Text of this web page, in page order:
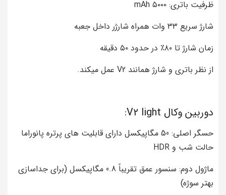
ظرفیت باتری: ۵۰۰۰ mAh
شارژ سریع ۳۳ وات همراه شارژر داخل جعبه
زمان شارژ تا ۸۰٪ در حدود ۵۰ دقیقه
از نظر باتری و شارژ همانند V2 عمل میکند.
دوربین وکال V2 light:
حسگر اصلی: 50 مگاپیکسل دارای قابلیت های پرتره پانوراما
حالت شب و HDR
ماژول دوم: سنسور عمق تقریباً 0.8 مگاپیکسل (برای جداسازی
بهتر سوژه)